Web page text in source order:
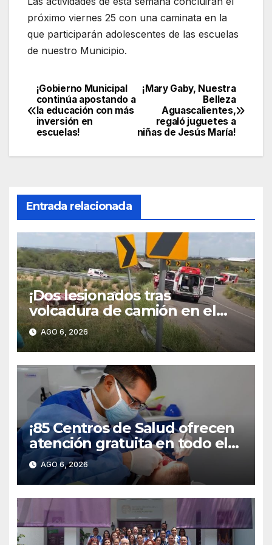
próximo viernes 25 con una caminata en la
que participarán adolescentes de las escuelas
de nuestro Municipio.
Navegación
de
¡Mary Gaby, Nuestra
Belleza
Aguascalientes,
regaló juguetes a
niñas de Jesús María‏!
¡Gobierno Municipal
continúa apostando a
la educación con más
inversión en
escuelas!
Entrada relacionada
¡Dos lesionados tras
volcadura de camión en el
libramiento carretero
poniente!
AGO 6, 2026
¡85 Centros de Salud ofrecen
atención gratuita en todo el
territorio estatal!
AGO 6, 2026